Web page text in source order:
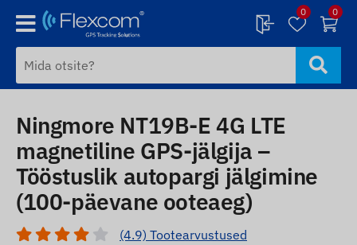
0 0
Ningmore NT19B-E 4G LTE
magnetiline GPS-jälgija –
Tööstuslik autopargi jälgimine
(100-päevane ooteaeg)
(4.9) Tootearvustused